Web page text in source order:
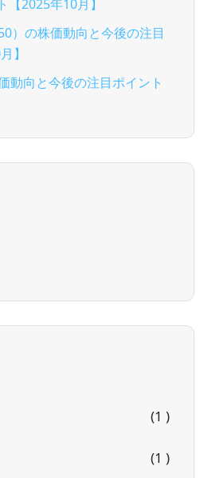
【2025年10月】
）の株価動向と今後の注目
】
動向と今後の注目ポイント
(1 )
(1 )